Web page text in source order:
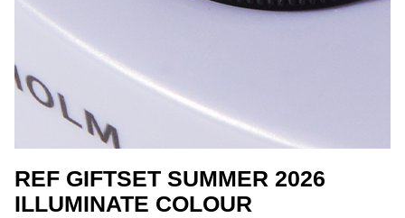
REF GIFTSET SUMMER 2026
ILLUMINATE COLOUR